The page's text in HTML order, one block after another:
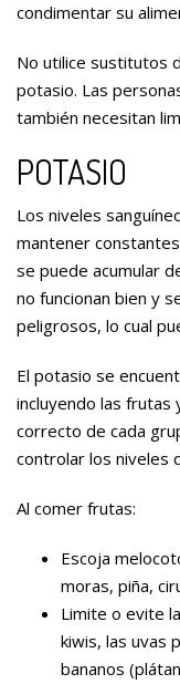
condimentar su
No utilice sustitutos
potasio. Las
también necesitan
POTASIO
Los niveles
mantener
se puede acumular
no funcionan bien y
peligrosos, lo cual
El potasio se
incluyendo las frutas
correcto de cada
controlar los niveles
Al comer frutas:
Escoja
moras, piña,
Limite o evite
kiwis, las uvas
bananos